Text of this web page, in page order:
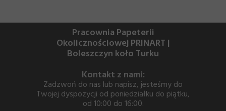
Pracownia Papeterii
Okolicznościowej PRINART |
Boleszczyn koło Turku
Kontakt z nami:
Zadzwoń do nas lub napisz, jesteśmy do
Twojej dyspozycji od poniedziałku do piątku,
od 10:00 do 16:00.